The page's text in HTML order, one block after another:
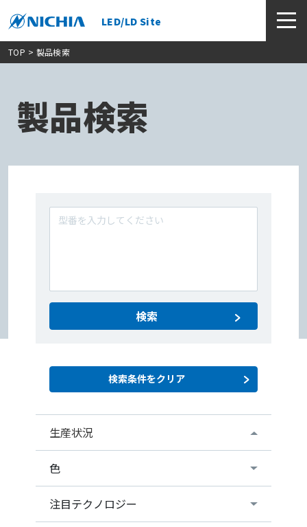
LED/LD Site
TOP > 製品検索
製品検索
検索
生産状況
色
注目テクノロジー